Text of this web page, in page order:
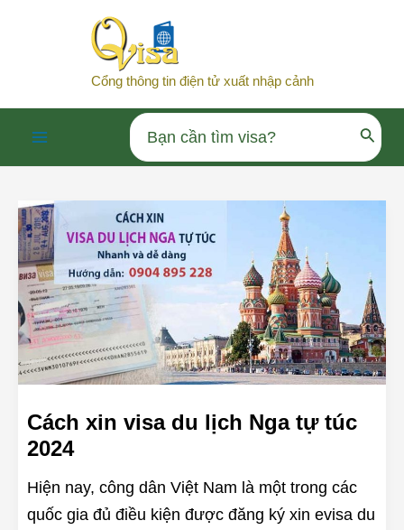
Cổng thông tin điện tử xuất nhập cảnh
Menu
Search
for:
Cách xin visa du lịch Nga tự túc
2024
Hiện nay, công dân Việt Nam là một trong các
quốc gia đủ điều kiện được đăng ký xin evisa du